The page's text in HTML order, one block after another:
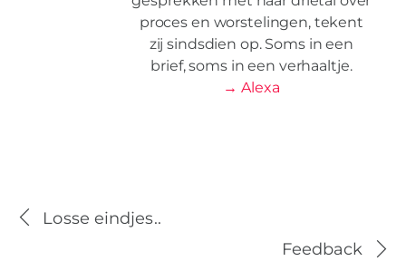
proces en worstelingen, tekent
zij sindsdien op. Soms in een
brief, soms in een verhaaltje.
→ Alexa
Losse eindjes..
Feedback